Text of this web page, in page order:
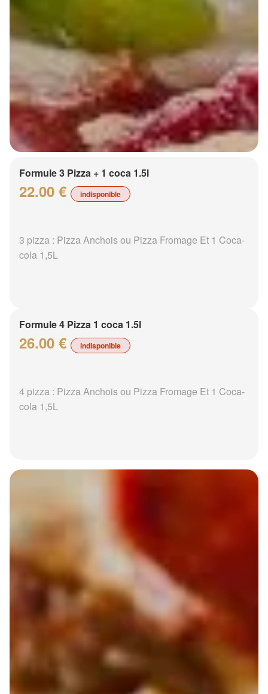
Formule 3 Pizza + 1 coca 1.5l
22.00 € indisponible
3 pizza : Pizza Anchois ou Pizza Fromage Et 1 Coca-
cola 1,5L
Formule 4 Pizza 1 coca 1.5l
26.00 € indisponible
4 pizza : Pizza Anchois ou Pizza Fromage Et 1 Coca-
cola 1,5L